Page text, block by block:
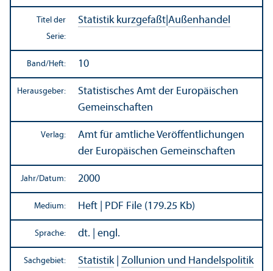
Titel der
Serie:
Statistik kurzgefaßt Außen­handel
Band/Heft: 10
Herausgeber:
Statistisches Amt der Europäischen
Gemeinschaften
Verlag:
Amt für amtliche Veröffentlichungen
der Europäischen Gemeinschaften
Jahr/Datum: 2000
Medium: Heft | PDF File (179.25 Kb)
Sprache: dt. | engl.
Sachgebiet: Statistik| Zollunion und Handels­politik